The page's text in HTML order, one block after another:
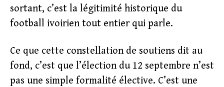
sortant, c’est la légitimité historique du
football ivoirien tout entier qui parle.
Ce que cette constellation de soutiens dit au
fond, c’est que l’élection du 12 septembre n’est
pas une simple formalité élective. C’est une